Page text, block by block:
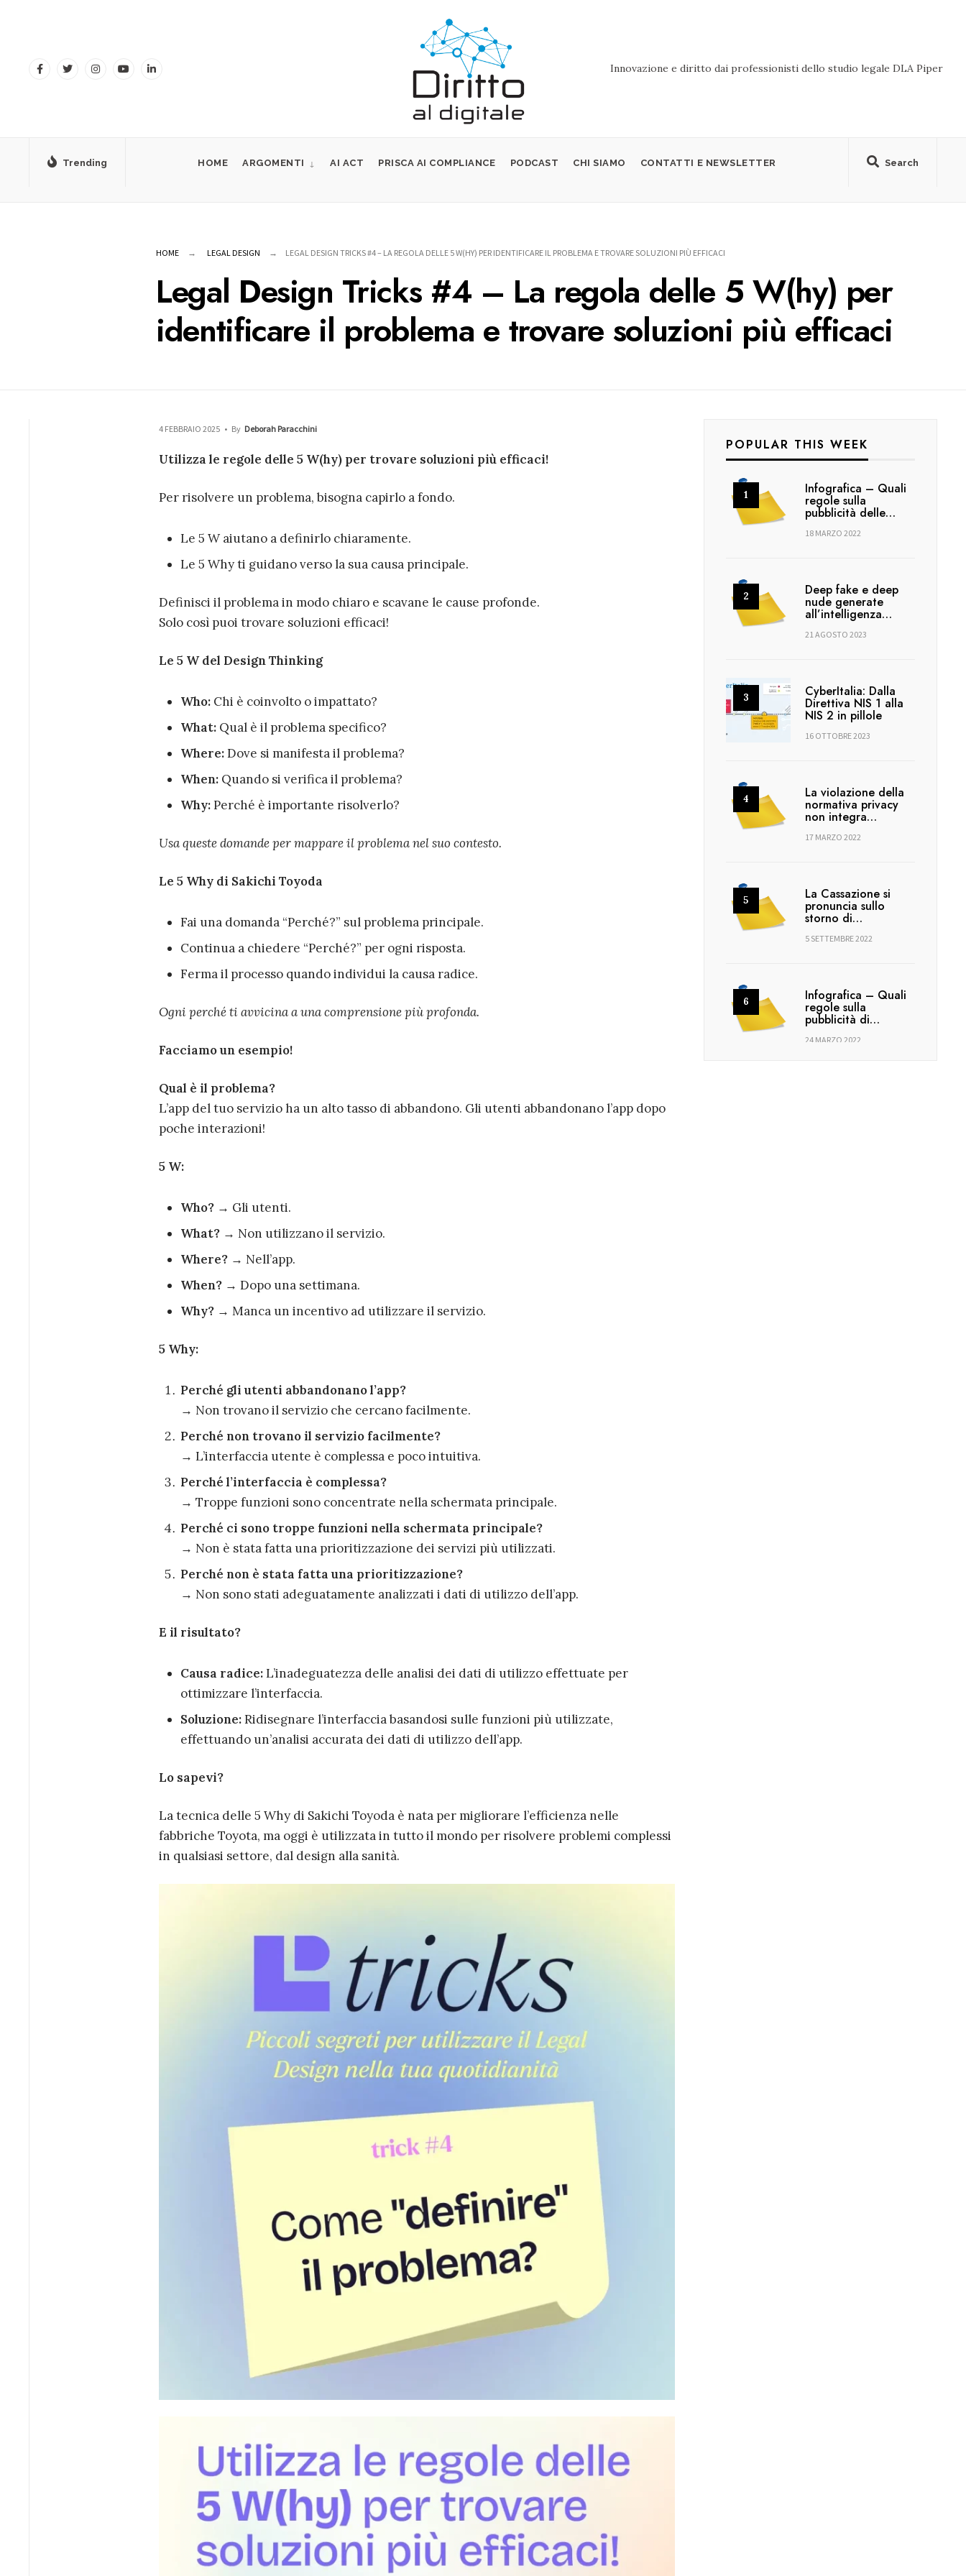
Innovazione e diritto dai professionisti dello studio legale DLA Piper
Trending Search
HOME ARGOMENTI AI ACT PRISCA AI COMPLIANCE PODCAST CHI SIAMO CONTATTI E NEWSLETTER
HOME LEGAL DESIGN LEGAL DESIGN TRICKS #4 – LA REGOLA DELLE 5 W(HY) PER IDENTIFICARE IL PROBLEMA E TROVARE SOLUZIONI PIÙ EFFICACI
Legal Design Tricks #4 – La regola delle 5 W(hy) per
identificare il problema e trovare soluzioni più efficaci
4 FEBBRAIO 2025 • By Deborah Paracchini
Utilizza le regole delle 5 W(hy) per trovare soluzioni più efficaci!
Per risolvere un problema, bisogna capirlo a fondo.
Le 5 W aiutano a definirlo chiaramente.
Le 5 Why ti guidano verso la sua causa principale.
Definisci il problema in modo chiaro e scavane le cause profonde.
Solo così puoi trovare soluzioni efficaci!
Le 5 W del Design Thinking
Who: Chi è coinvolto o impattato?
What: Qual è il problema specifico?
Where:Dove si manifesta il problema?
When: Quando si verifica il problema?
Why:Perché è importante risolverlo?
Usa queste domande per mappare il problema nel suo contesto.
Le 5 Why di Sakichi Toyoda
Fai una domanda “Perché?” sul problema principale.
Continua a chiedere “Perché?” per ogni risposta.
Ferma il processo quando individui la causa radice.
Ogni perché ti avvicina a una comprensione più profonda.
Facciamo un esempio!
Qual è il problema?
L’app del tuo servizio ha un alto tasso di abbandono. Gli utenti abbandonano l’app dopo
poche interazioni!
5 W:
Who? → Gli utenti.
What? → Non utilizzano il servizio.
Where? → Nell’app.
When? → Dopo una settimana.
Why? → Manca un incentivo ad utilizzare il servizio.
5 Why:
Perché gli utenti abbandonano l’app?
→ Non trovano il servizio che cercano facilmente.
Perché non trovano il servizio facilmente?
→ L’interfaccia utente è complessa e poco intuitiva.
Perché l’interfaccia è complessa?
→ Troppe funzioni sono concentrate nella schermata principale.
Perché ci sono troppe funzioni nella schermata principale?
→ Non è stata fatta una prioritizzazione dei servizi più utilizzati.
Perché non è stata fatta una prioritizzazione?
→ Non sono stati adeguatamente analizzati i dati di utilizzo dell’app.
E il risultato?
Causa radice:L’inadeguatezza delle analisi dei dati di utilizzo effettuate per
ottimizzare l’interfaccia.
Soluzione:Ridisegnare l’interfaccia basandosi sulle funzioni più utilizzate,
effettuando un’analisi accurata dei dati di utilizzo dell’app.
Lo sapevi?
La tecnica delle 5 Why di Sakichi Toyoda è nata per migliorare l’efficienza nelle
fabbriche Toyota, ma oggi è utilizzata in tutto il mondo per risolvere problemi complessi
in qualsiasi settore, dal design alla sanità.
POPULAR THIS WEEK
Infografica – Quali
regole sulla
pubblicità delle…
18 MARZO 2022
Deep fake e deep
nude generate
all’intelligenza…
21 AGOSTO 2023
CyberItalia: Dalla
Direttiva NIS 1 alla
NIS 2 in pillole
16 OTTOBRE 2023
La violazione della
normativa privacy
non integra…
17 MARZO 2022
La Cassazione si
pronuncia sullo
storno di…
5 SETTEMBRE 2022
Infografica – Quali
regole sulla
pubblicità di…
24 MARZO 2022